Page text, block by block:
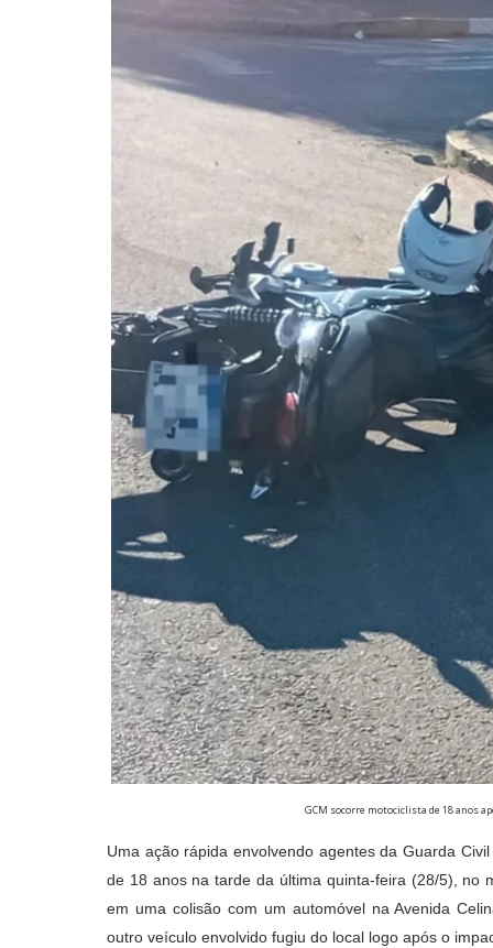
GCM socorre motociclista de 18 anos
Uma ação rápida envolvendo agentes da Guarda
de 18 anos na tarde da última quinta-feira (28/5), no
em uma colisão com um automóvel na Avenida
outro veículo envolvido fugiu do local logo após o